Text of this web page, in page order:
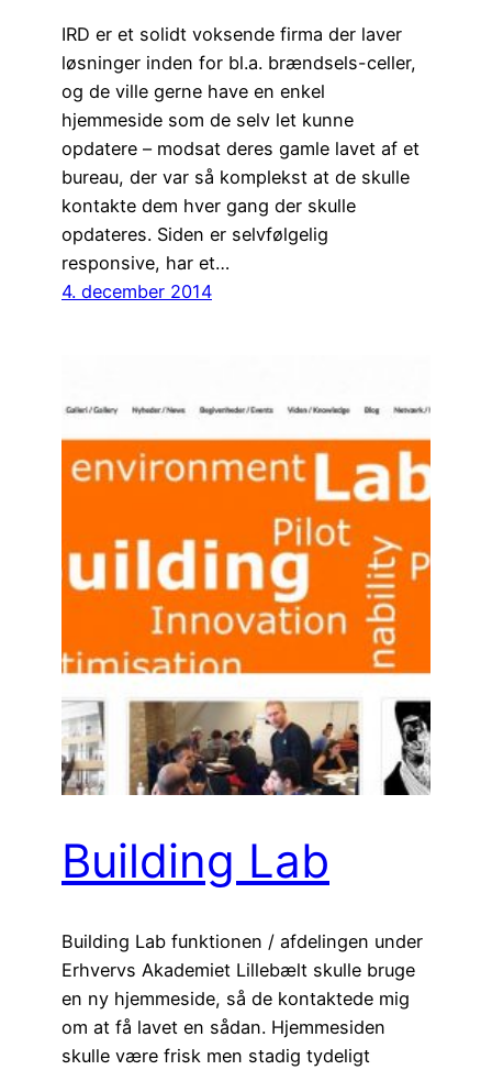
IRD er et solidt voksende firma der laver
løsninger inden for bl.a. brændsels-celler,
og de ville gerne have en enkel
hjemmeside som de selv let kunne
opdatere – modsat deres gamle lavet af et
bureau, der var så komplekst at de skulle
kontakte dem hver gang der skulle
opdateres. Siden er selvfølgelig
responsive, har et…
4. december 2014
Building Lab
Building Lab funktionen / afdelingen under
Erhvervs Akademiet Lillebælt skulle bruge
en ny hjemmeside, så de kontaktede mig
om at få lavet en sådan. Hjemmesiden
skulle være frisk men stadig tydeligt